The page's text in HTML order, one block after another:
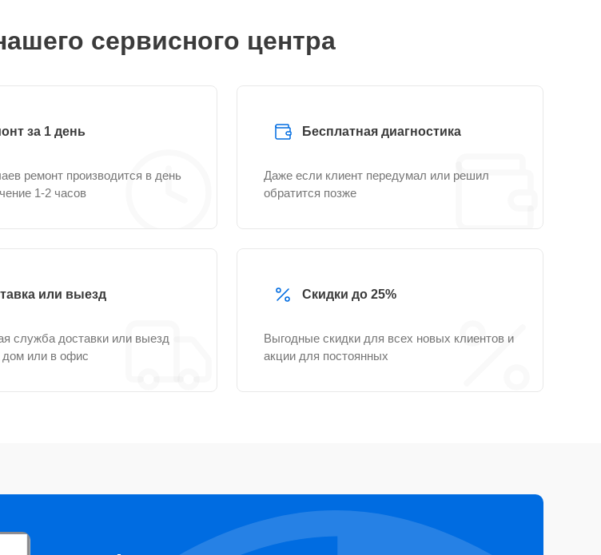
сервисного центра
за 1 день
ремонт производится в день
1-2 часов
Бесплатная диагностика
Даже если клиент передумал или решил
обратится позже
или выезд
служба доставки или выезд
дом или в офис
Скидки до 25%
Выгодные скидки для всех новых клиентов и
акции для постоянных